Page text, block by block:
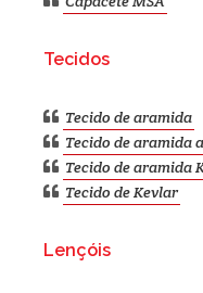
Tecidos
Tecido de aramida
Tecido de aramida
Tecido de aramida
Tecido de Kevlar
Lençóis